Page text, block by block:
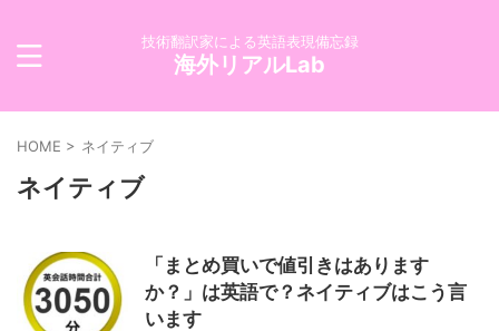
技術翻訳家による英語表現備忘録
海外リアルLab
HOME > ネイティブ
ネイティブ
「まとめ買いで値引きはあります
か？」は英語で？ネイティブはこう言
います